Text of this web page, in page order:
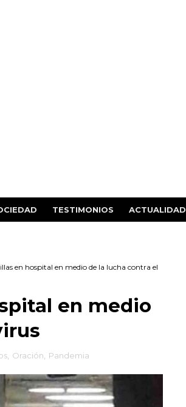
TESTIMONIOS ACTUALIDAD
en hospital en medio de la lucha contra el
en medio
, Oración Pandemia